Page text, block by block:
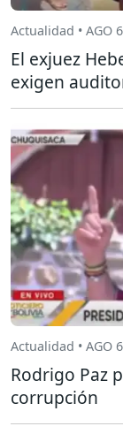
Actualidad • AGO
El exjuez
exigen
Actualidad • AGO
Rodrigo Paz
corrupción